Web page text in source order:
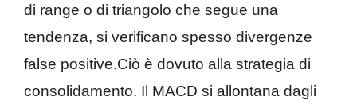
di range o di triangolo che segue una
tendenza, si verificano spesso divergenze
false positive.Ciò è dovuto alla strategia di
consolidamento. Il MACD si allontana dagli